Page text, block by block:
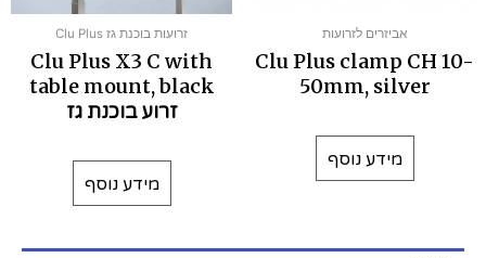
אביזרים לזרועות
Clu Plus clamp CH 10-
50mm, silver
מידע נוסף
זרועות בוכנת גז Clu Plus
Clu Plus X3 C with
table mount, black
זרוע בוכנת גז
מידע נוסף